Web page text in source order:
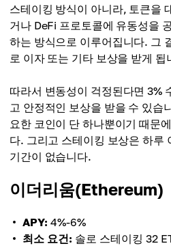
스테이킹 방식이 아니라, 토큰을
거나 DeFi 프로토콜에 유동성을
하는 방식으로 이루어집니다. 그
로 이자 또는 기타 보상을 받게 됩
따라서 변동성이 걱정된다면 3%
고 안정적인 보상을 받을 수 있습
요한 코인이 단 하나뿐이기 때문
다. 그리고 스테이킹 보상은 하루
기간이 없습니다.
이더리움(Ethereum)
APY: 4%-6%
최소 요건: 솔로 스테이킹 32